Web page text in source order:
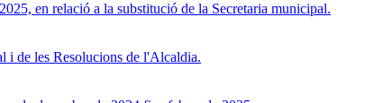
en relació a la substitució de la Secretaria municipal.
i de les Resolucions de l'Alcaldia.